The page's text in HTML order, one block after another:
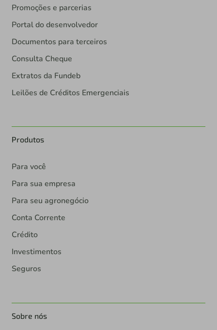
Promoções e parcerias
Portal do desenvolvedor
Documentos para terceiros
Consulta Cheque
Extratos da Fundeb
Leilões de Créditos Emergenciais
Produtos
Para você
Para sua empresa
Para seu agronegócio
Conta Corrente
Crédito
Investimentos
Seguros
Sobre nós